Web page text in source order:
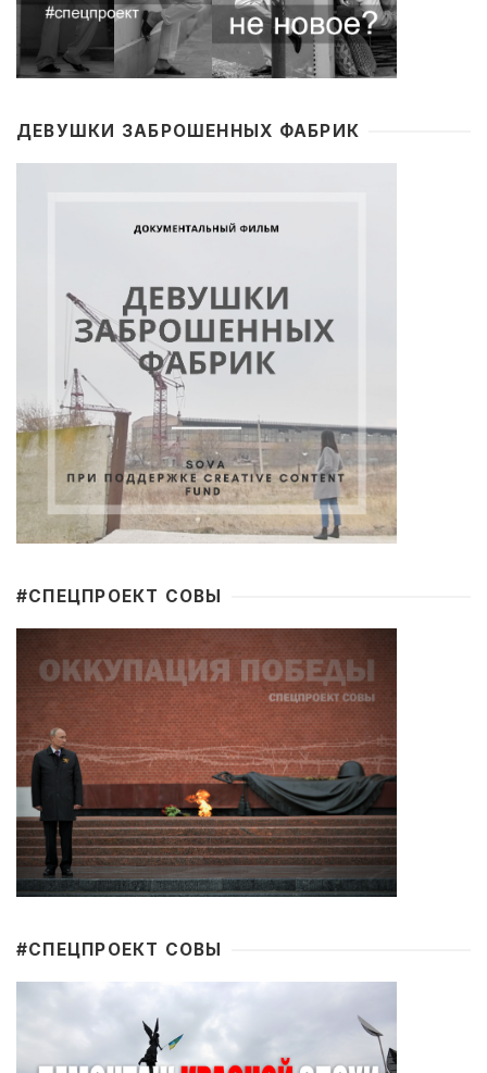
ДЕВУШКИ ЗАБРОШЕННЫХ ФАБРИК
#CПЕЦПРОЕКТ СОВЫ
#CПЕЦПРОЕКТ СОВЫ